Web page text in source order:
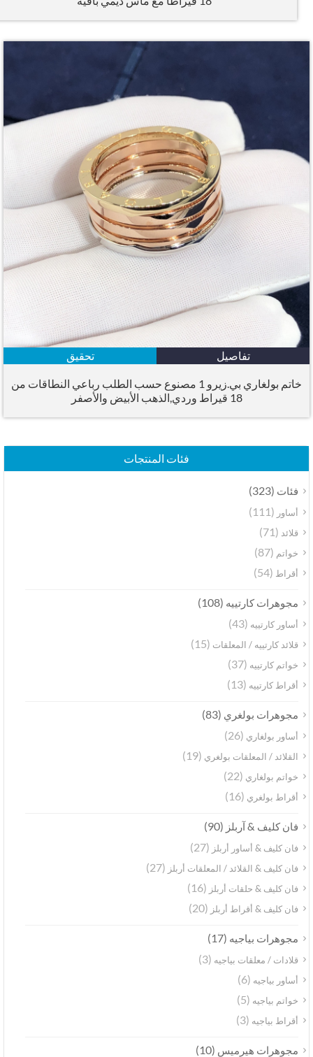
تفاصيل تحقيق
خاتم بولغاري بي.زيرو 1 مصنوع حسب الطلب رباعي النطاقات من
18 قيراط وردي,الذهب الأبيض والأصفر
فئات المنتجات
فئات(323)
أساور(111)
قلائد(71)
خواتم(87)
أقراط (54)
مجوهرات كارتييه(108)
أساور كارتييه(43)
قلائد كارتييه / المعلقات(15)
خواتم كارتييه(37)
أقراط كارتييه(13)
مجوهرات بولغري(83)
أساور بولغاري(26)
القلائد / المعلقات بولغري(19)
خواتم بولغاري(22)
أقراط بولغري(16)
فان كليف & آربلز (90)
فان كليف & أساور أربلز (27)
فان كليف & القلائد / المعلقات أربلز (27)
فان كليف & حلقات أربلز (16)
فان كليف & أقراط أربلز (20)
مجوهرات بياجيه(17)
قلادات / معلقات بياجيه(3)
أساور بياجيه(6)
خواتم بياجيه(5)
أقراط بياجيه(3)
مجوهرات هيرميس(10)